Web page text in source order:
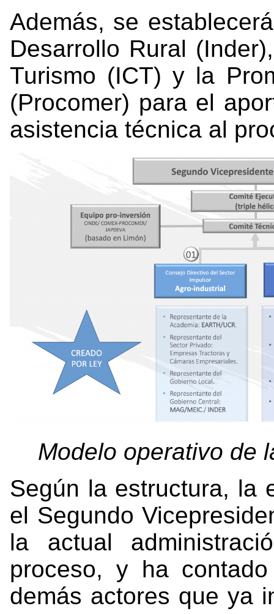
Además, se
Desarrollo Rural
Turismo (ICT) y la
(Procomer) para el
asistencia técnica al
Modelo operativo de
Según la estructura, la
el Segundo
la actual
proceso, y ha
demás actores que ya